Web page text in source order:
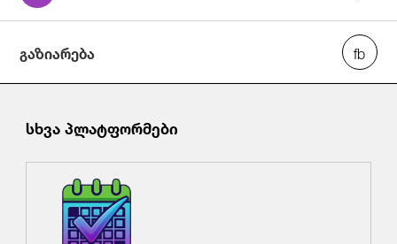
გაზიარება
ელექტრონული კომუნიკაციების შესახებ
ცვლილებების პროექტთან დაკავშირებით
Proposal of the amendments to Secondary
Communications
სხვა პლატფორმები